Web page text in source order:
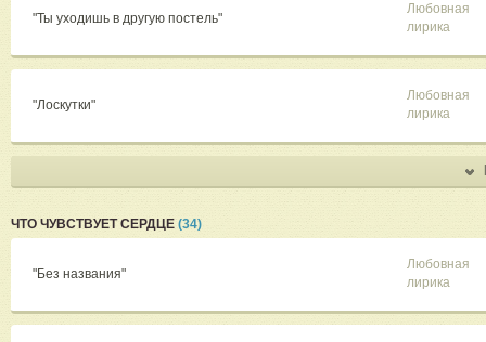
"Ты уходишь в другую постель"
Любовная
лирика
"Лоскутки"
Любовная
лирика
ЧТО ЧУВСТВУЕТ СЕРДЦЕ (34)
"Без названия"
Любовная
лирика